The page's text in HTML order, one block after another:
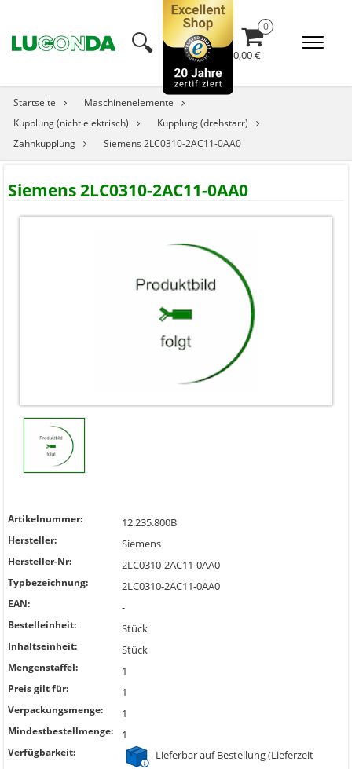
🔍︎ 0,00 €
Startseite
Maschinenelemente
Kupplung (nicht elektrisch)
Kupplung (drehstarr)
Zahnkupplung
Siemens 2LC0310-2AC11-0AA0
Siemens 2LC0310-2AC11-0AA0
Artikelnummer: 12.235.800B
Hersteller: Siemens
Hersteller-Nr: 2LC0310-2AC11-0AA0
Typbezeichnung: 2LC0310-2AC11-0AA0
EAN: -
Bestelleinheit: Stück
Inhaltseinheit: Stück
Mengenstaffel: 1
Preis gilt für: 1
Verpackungsmenge: 1
Mindestbestellmenge: 1
Verfügbarkeit:
Lieferbar auf Bestellung (Lieferzeit